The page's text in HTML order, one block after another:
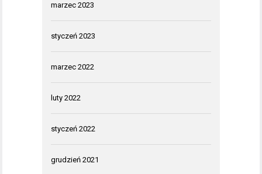
marzec 2023
styczeń 2023
marzec 2022
luty 2022
styczeń 2022
grudzień 2021